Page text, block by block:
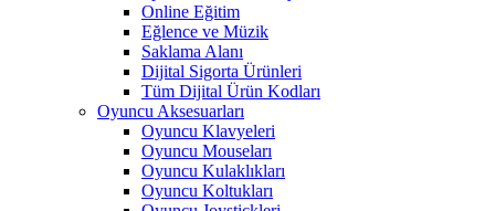
Online Eğitim
Eğlence ve Müzik
Saklama Alanı
Dijital Sigorta Ürünleri
Tüm Dijital Ürün Kodları
Oyuncu Aksesuarları
Oyuncu Klavyeleri
Oyuncu Mouseları
Oyuncu Kulaklıkları
Oyuncu Koltukları